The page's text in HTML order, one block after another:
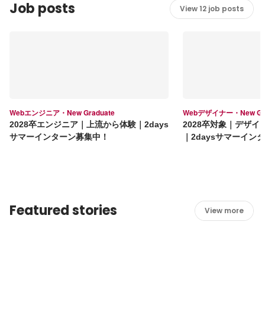
Job posts View 12 job posts
Webエンジニア・New Graduate
2028卒エンジニア｜上流から体験｜2days
サマーインターン募集中！
Webデザイナー・New
2028卒対象｜デザイ
｜2daysサマーイン
Featured stories View more